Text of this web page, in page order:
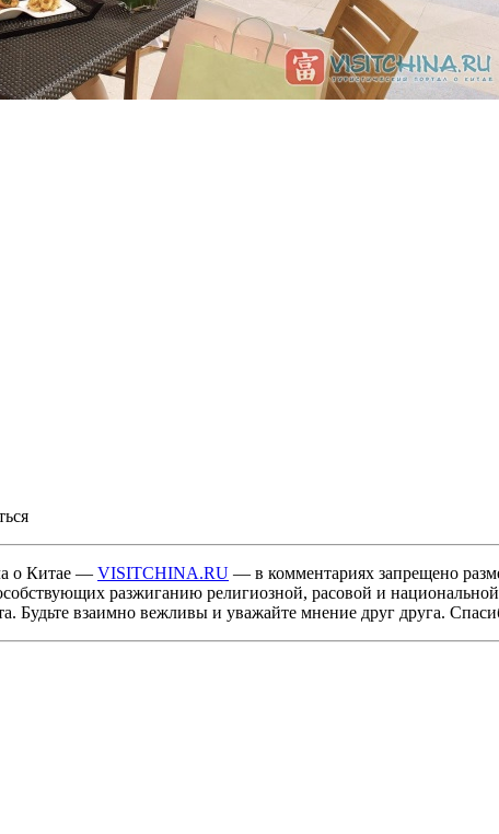
о Китае — VISITCHINA.RU — в комментариях запрещено
разжиганию религиозной, расовой и
Будьте взаимно вежливы и уважайте мнение друг друга.